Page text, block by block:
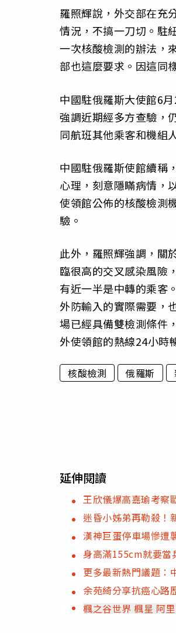
羅照輝說，外交部在充
情況，不搞一刀切。駐
一次核酸檢測的辦法，
部也這麼要求。因這同
中國駐俄羅斯大使館6
強調近期經多方查驗，
同航班其他乘客和機組
中國駐俄羅斯使館續稱
心理，刻意隱瞞病情，
使領館公佈的核酸檢測
驗。
此外，羅照輝強調，關
臨很高的交叉感染風險
有近一半是中轉的乘客
外防輸入的實際需要，
場已經具備雙檢測條件
外使領館的熱線24小時
核酸檢測 俄羅斯
延伸閱讀
王欣儀爆高嘉瑜考
迷昏小姊弟再勒殺
漢神巨蛋停車場慘
身高滿155cm就要
更多最新熱門議題：
余苑綺分享抗癌心路
楓之谷世界 楓星 阿